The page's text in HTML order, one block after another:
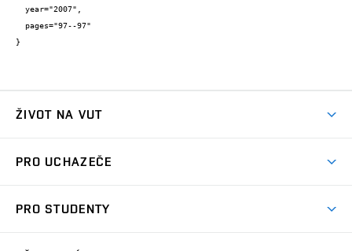
}
ŽIVOT NA VUT
Koleje
PRO UCHAZEČE
PRO STUDENTY